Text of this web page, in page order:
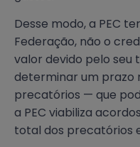
Desse modo, a PEC
Federação, não o
valor devido pelo seu
determinar um prazo
precatórios — que
a PEC viabiliza
total dos precatórios